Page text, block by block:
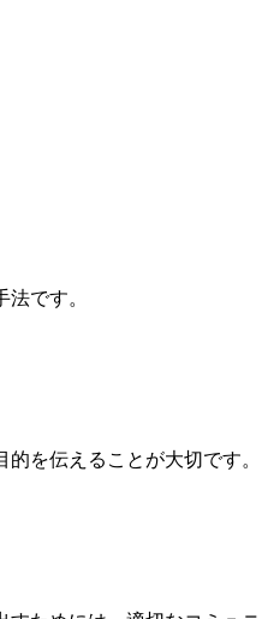
です。
を伝えることが大切です。